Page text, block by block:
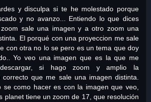
y disculpa si te he molestado porque
y no avanzo... Entiendo lo que dices
sale una imagen y a otro zoom una
El porqué con una proyeccion me sale
con otra no lo se pero es un tema que doy
Yo veo una imagen que es la que me
si hago zoom y amplio la
correcto que me sale una imagen distinta.
se como hacer es con la imagen que veo,
planet tiene un zoom de 17, que resolución